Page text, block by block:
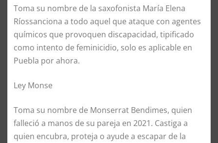
Toma su nombre de la saxofonista María Elena
Ríossanciona a todo aquel que ataque con agentes
químicos que provoquen discapacidad, tipificado
como intento de feminicidio, solo es aplicable en
Puebla por ahora.
Ley Monse
Toma su nombre de Monserrat Bendimes, quien
falleció a manos de su pareja en 2021. Castiga a
quien encubra, proteja o ayude a escapar de la